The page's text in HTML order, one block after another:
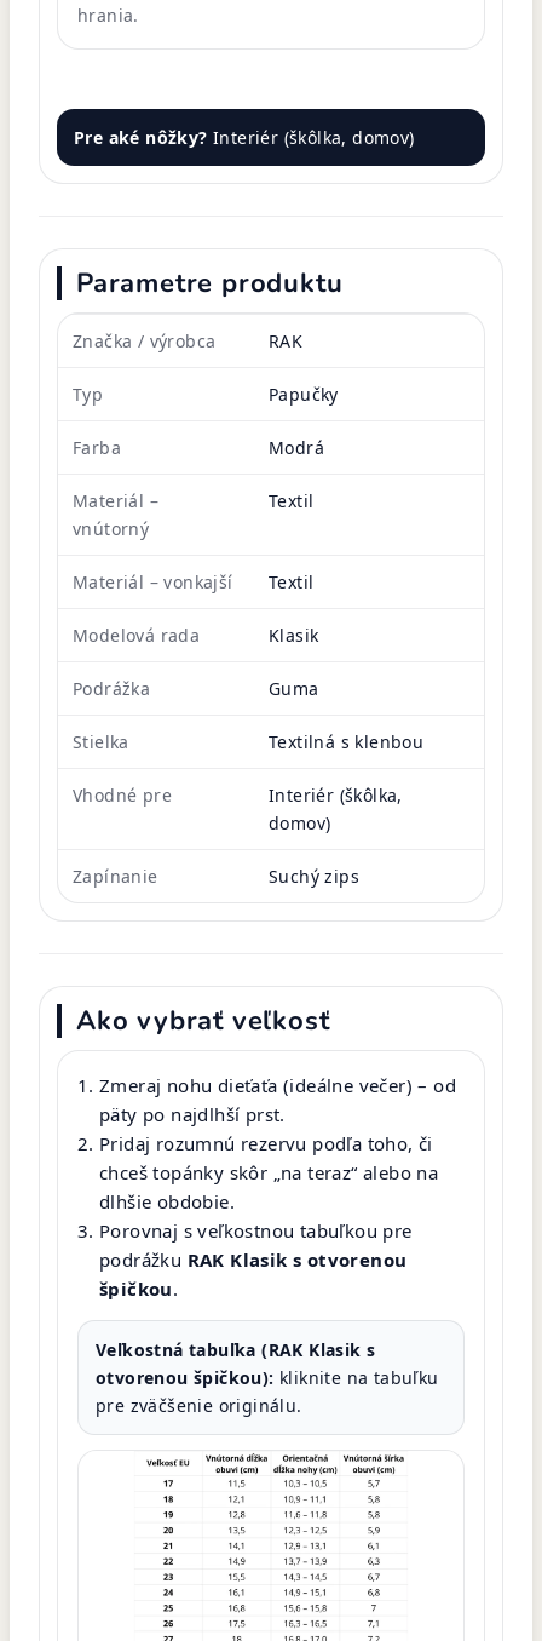
hrania.
Pre aké nôžky? Interiér (škôlka, domov)
Parametre produktu
Značka / výrobca RAK
Typ Papučky
Farba Modrá
Materiál –
vnútorný
Textil
Materiál – vonkajší Textil
Modelová rada Klasik
Podrážka Guma
Stielka Textilná s klenbou
Vhodné pre
Interiér (škôlka,
domov)
Zapínanie Suchý zips
Ako vybrať veľkosť
Zmeraj nohu dieťaťa (ideálne večer) – od
päty po najdlhší prst.
Pridaj rozumnú rezervu podľa toho, či
chceš topánky skôr „na teraz“ alebo na
dlhšie obdobie.
Porovnaj s veľkostnou tabuľkou pre
podrážku RAK Klasik s otvorenou
špičkou.
Veľkostná tabuľka (RAK Klasik s
otvorenou špičkou): kliknite na tabuľku
pre zväčšenie originálu.